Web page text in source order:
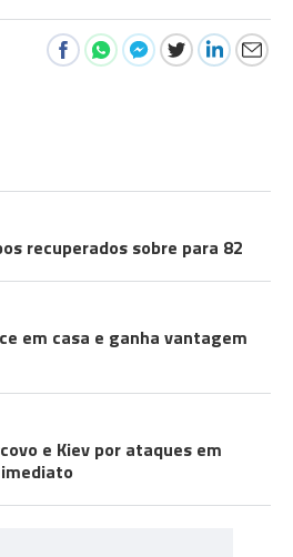
recuperados sobre para 82
em casa e ganha vantagem
e Kiev por ataques em